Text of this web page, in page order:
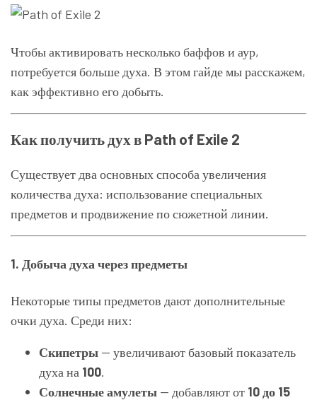
Чтобы активировать несколько баффов и аур,
потребуется больше духа. В этом гайде мы расскажем,
как эффективно его добыть.
Как получить дух в Path of Exile 2
Существует два основных способа увеличения
количества духа: использование специальных
предметов и продвижение по сюжетной линии.
1. Добыча духа через предметы
Некоторые типы предметов дают дополнительные
очки духа. Среди них:
Скипетры — увеличивают базовый показатель
духа на 100.
Солнечные амулеты — добавляют от 10 до 15